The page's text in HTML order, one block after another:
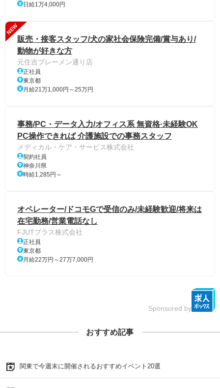
日給1万4,000円
NEW
販売・接客スタッフ/犬の家社会保険完備/賞与あり/
動物が好きな方
元住吉ブレーメン通り店
正社員
東京都
月給21万1,000円～25万円
事務/PC・データ入力/オフィス系 無資格·未経験OK
PC操作できれば 介護施設での事務スタッフ
メディカル・ケア・サービス株式会社
契約社員
神奈川県
時給1,285円～
オペレーター/ドコモGで受信のみ/未経験歓迎/将来は
在宅勤務/営業電話なし
FJUTプラス株式会社
正社員
東京都
月給22万円～27万7,000円
Sponsored by
おすすめ記事
関東で今週末に開催されるおすすめイベント20選